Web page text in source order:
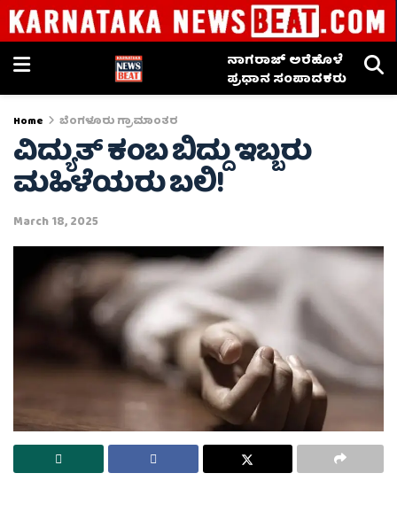
ನಾಗರಾಜ್ ಅರೆಹೊಳೆ
ಪ್ರಧಾನ ಸಂಪಾದಕರು
Home ಬೆಂಗಳೂರು ಗ್ರಾಮಾಂತರ
ವಿದ್ಯುತ್ ಕಂಬ ಬಿದ್ದು ಇಬ್ಬರು
ಮಹಿಳೆಯರು ಬಲಿ!
March 18, 2025